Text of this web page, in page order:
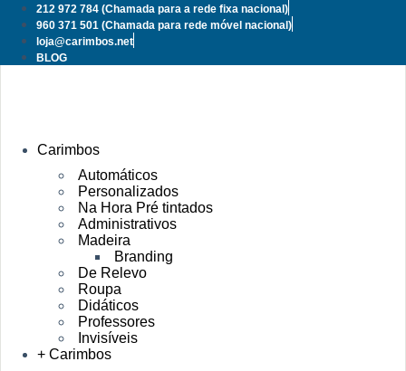
Pular
para
conteúdo
212 972 784 (Chamada para a rede fixa nacional)
960 371 501 (Chamada para rede móvel nacional)
loja@carimbos.net
BLOG
Carimbos
Automáticos
Personalizados
Na Hora Pré tintados
Administrativos
Madeira
Branding
De Relevo
Roupa
Didáticos
Professores
Invisíveis
+ Carimbos